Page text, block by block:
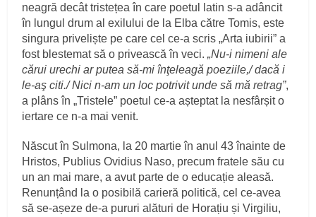
neagră decât tristețea în care poetul latin s-a adâncit
în lungul drum al exilului de la Elba către Tomis, este
singura priveliște pe care cel ce-a scris „Arta iubirii” a
fost blestemat să o privească în veci.„Nu-i nimeni ale
cărui urechi ar putea să-mi înţeleagă poeziile,/ dacă i
le-aş citi./ Nici n-am un loc potrivit unde să mă retrag”,
a plâns în „Tristele” poetul ce-a așteptat la nesfârșit o
iertare ce n-a mai venit.
Născut în Sulmona, la 20 martie în anul 43 înainte de
Hristos, Publius Ovidius Naso, precum fratele său cu
un an mai mare, a avut parte de o educație aleasă.
Renunțând la o posibilă carieră politică, cel ce-avea
să se-așeze de-a pururi alături de Horațiu și Virgiliu,